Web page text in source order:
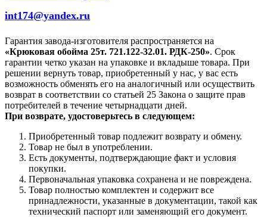
int174@yandex.ru
Гарантия завода-изготовителя распространяется на
«Крюковая обойма 25т. 721.122-32.01. РДК-250». Срок
гарантии четко указан на упаковке и вкладыше товара. При
решении вернуть товар, приобретенный у нас, у вас есть
возможность обменять его на аналогичный или осуществить
возврат в соответствии со статьей 25 Закона о защите прав
потребителей в течение четырнадцати дней.
При возврате, удостоверьтесь в следующем:
Приобретенный товар подлежит возврату и обмену.
Товар не был в употреблении.
Есть документы, подтверждающие факт и условия
покупки.
Первоначальная упаковка сохранена и не повреждена.
Товар полностью комплектен и содержит все
принадлежности, указанные в документации, такой как
технический паспорт или заменяющий его документ.